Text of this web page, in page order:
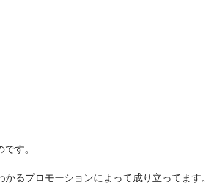
す。
るプロモーションによって成り立ってます。